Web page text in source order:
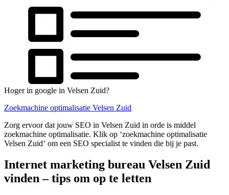
Hoger in google in Velsen Zuid?
Zoekmachine optimalisatie Velsen Zuid
Zorg ervoor dat jouw SEO in Velsen Zuid in orde is middel
zoekmachine optimalisatie. Klik op ‘zoekmachine optimalisatie
Velsen Zuid‘ om een SEO specialist te vinden die bij je past.
Internet marketing bureau Velsen Zuid
vinden – tips om op te letten